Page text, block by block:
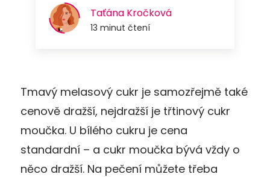
Tmavý melasový cukr je samozřejmě také
cenově dražší, nejdražší je třtinový cukr
moučka. U bílého cukru je cena
standardní – a cukr moučka bývá vždy o
něco dražší. Na pečení můžete třeba